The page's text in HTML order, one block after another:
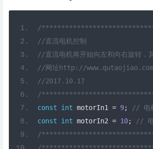
/
//直流电机控制
//直流电机将开始向左和向右旋转，
//网址http://
//2017.10.17
/
const
int motorIn1 = 9;
// 电
const
int motorIn2 = 10;
// 电
/